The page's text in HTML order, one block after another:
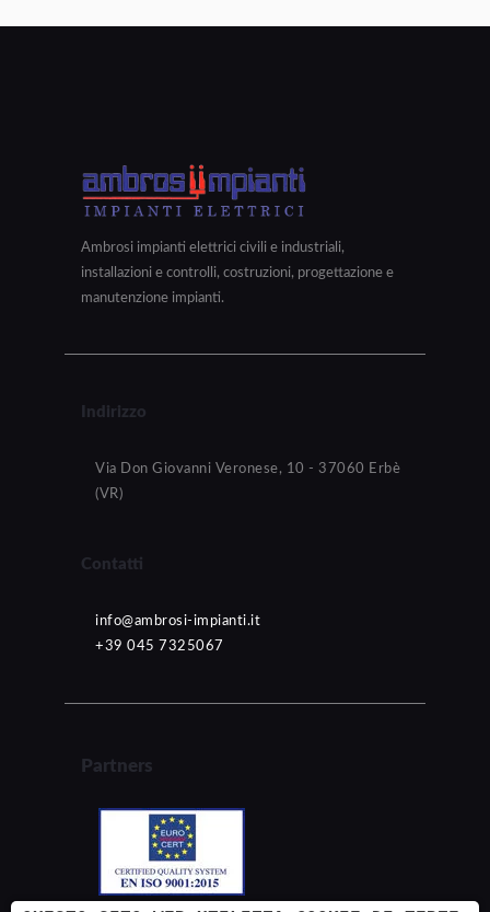
Ambrosi impianti elettrici civili e industriali,
installazioni e controlli, costruzioni, progettazione e
manutenzione impianti.
Indirizzo
Via Don Giovanni Veronese, 10 - 37060 Erbè
(VR)
Contatti
info@ambrosi-impianti.it
+39 045 7325067
Partners